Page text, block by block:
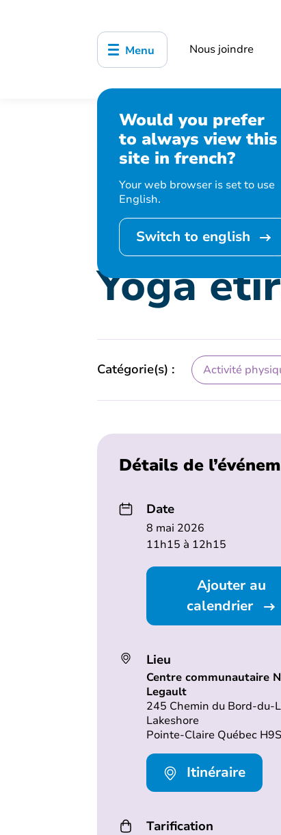
Menu Nous joindre
Would you prefer
to always view this
site in french?
Your web browser is set to use
English.
Switch to english
Accueil Bibliothèque, culture,
Yoga étirements
Cet
Yoga
Catégorie(s) : Activité
Détails de
Date
8 mai 2026
11h15 à 12h15
Ajouter au
calendrier
Lieu
Centre communautaire
Legault
245 Chemin du Bord-du-
Lakeshore
Pointe-Claire Québec
Itinéraire
Tarification